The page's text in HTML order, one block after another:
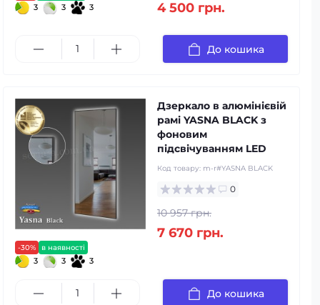
3 3 3 4 500 грн.
До кошика
-30% в наявності
3 3 3
Дзеркало в алюмінієвій
рамі YASNA BLACK з
фоновим
підсвічуванням LED
Код товару: m-r#YASNA BLACK
0
10 957 грн.
7 670 грн.
До кошика